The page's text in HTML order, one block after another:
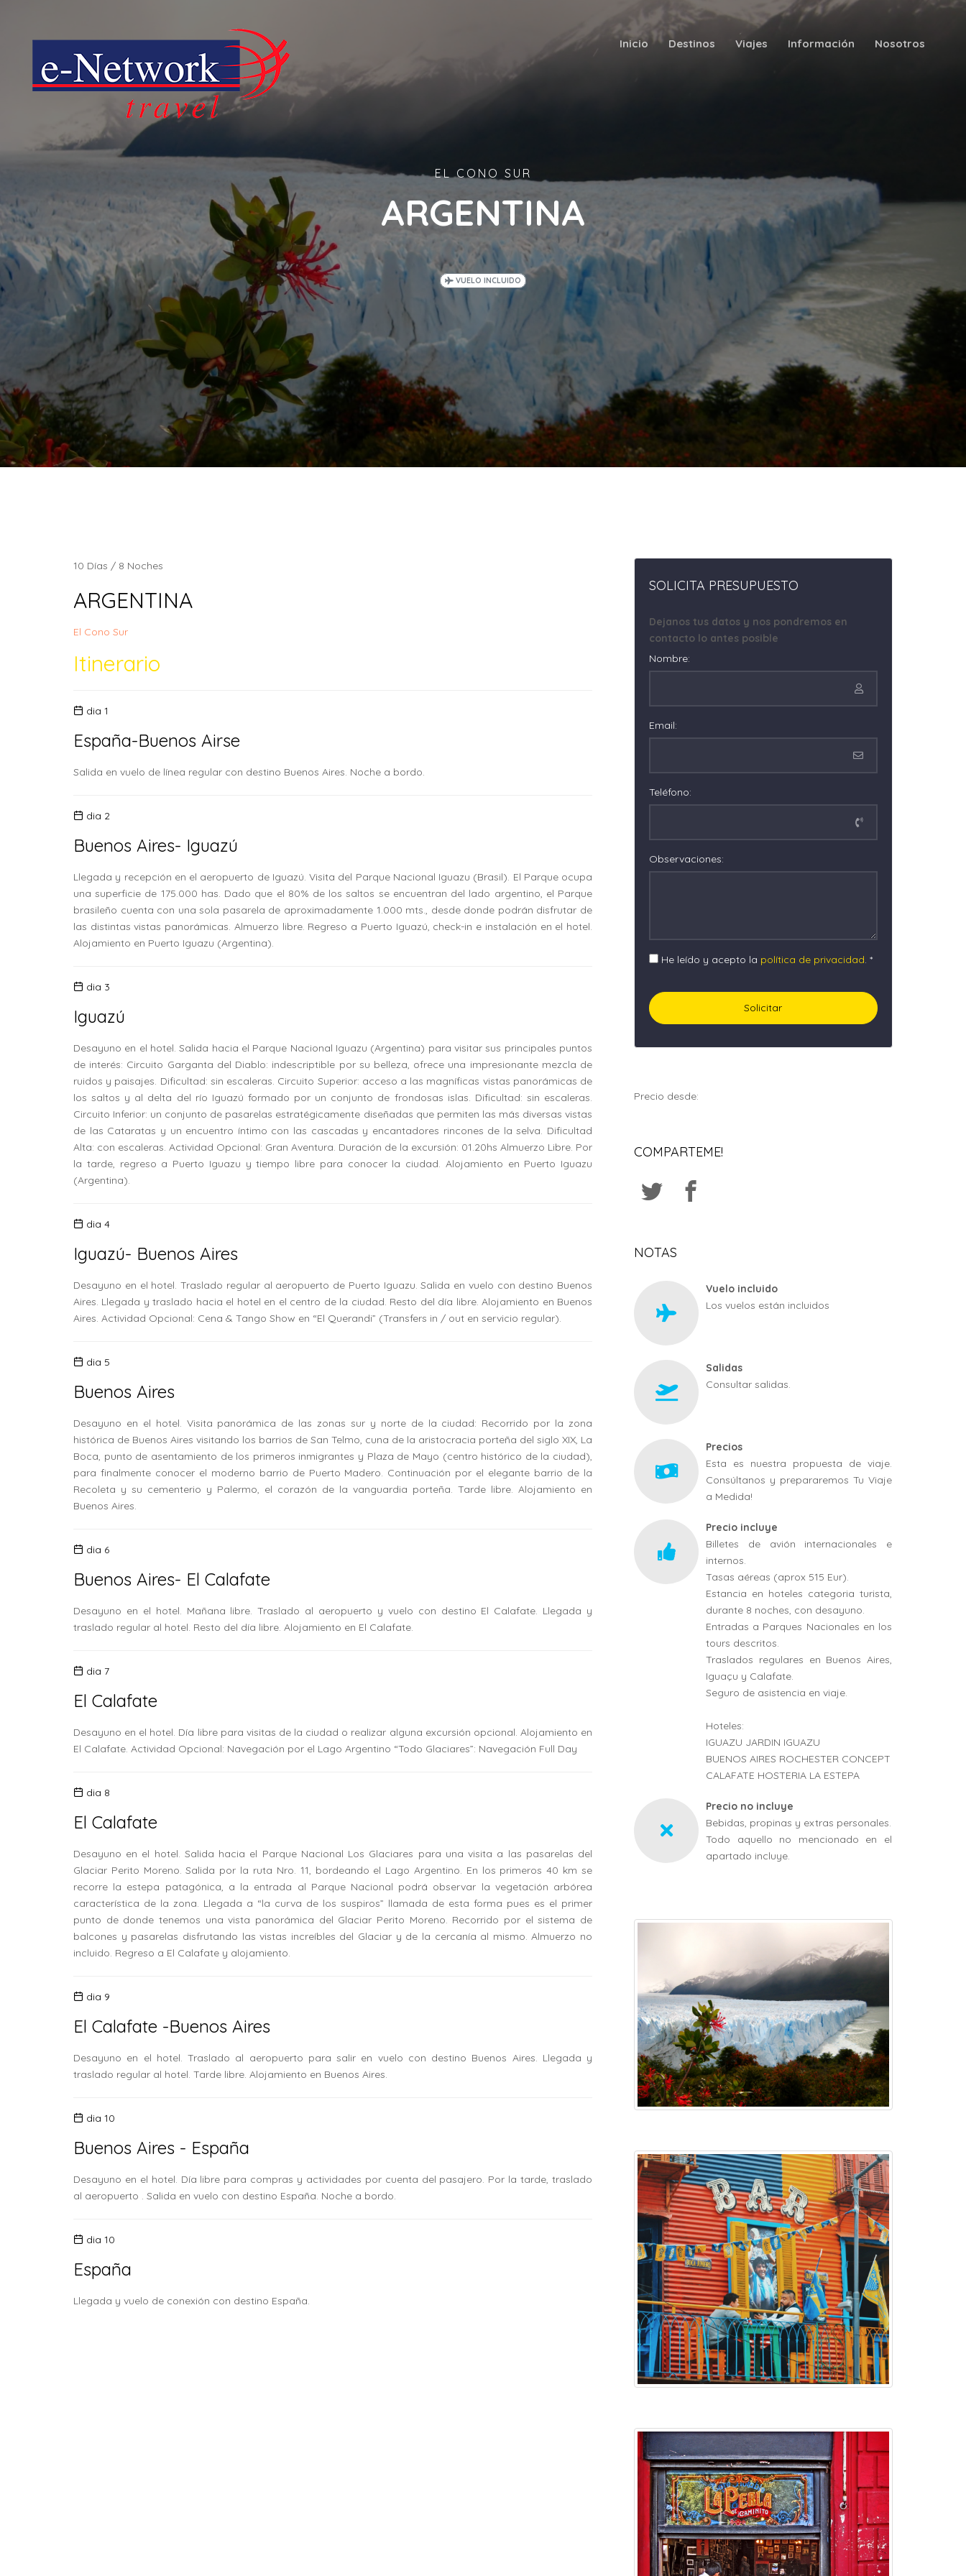
Inicio Destinos Viajes Información Nosotros
EL CONO SUR
ARGENTINA
VUELO INCLUIDO
10 Días / 8 Noches
ARGENTINA
El Cono Sur
Itinerario
dia 1
España-Buenos Airse
Salida en vuelo de línea regular con destino Buenos Aires. Noche a bordo.
dia 2
Buenos Aires- Iguazú
Llegada y recepción en el aeropuerto de Iguazú. Visita del Parque Nacional Iguazu (Brasil). El Parque ocupa
una superficie de 175.000 has. Dado que el 80% de los saltos se encuentran del lado argentino, el Parque
brasileño cuenta con una sola pasarela de aproximadamente 1.000 mts., desde donde podrán disfrutar de
las distintas vistas panorámicas. Almuerzo libre. Regreso a Puerto Iguazú, check-in e instalación en el hotel.
Alojamiento en Puerto Iguazu (Argentina).
dia 3
Iguazú
Desayuno en el hotel. Salida hacia el Parque Nacional Iguazu (Argentina) para visitar sus principales puntos
de interés: Circuito Garganta del Diablo: indescriptible por su belleza, ofrece una impresionante mezcla de
ruidos y paisajes. Dificultad: sin escaleras. Circuito Superior: acceso a las magníficas vistas panorámicas de
los saltos y al delta del río Iguazú formado por un conjunto de frondosas islas. Dificultad: sin escaleras.
Circuito Inferior: un conjunto de pasarelas estratégicamente diseñadas que permiten las más diversas vistas
de las Cataratas y un encuentro íntimo con las cascadas y encantadores rincones de la selva. Dificultad
Alta: con escaleras. Actividad Opcional: Gran Aventura. Duración de la excursión: 01.20hs Almuerzo Libre. Por
la tarde, regreso a Puerto Iguazu y tiempo libre para conocer la ciudad. Alojamiento en Puerto Iguazu
(Argentina).
dia 4
Iguazú- Buenos Aires
Desayuno en el hotel. Traslado regular al aeropuerto de Puerto Iguazu. Salida en vuelo con destino Buenos
Aires. Llegada y traslado hacia el hotel en el centro de la ciudad. Resto del día libre. Alojamiento en Buenos
Aires. Actividad Opcional: Cena & Tango Show en “El Querandi” (Transfers in / out en servicio regular).
dia 5
Buenos Aires
Desayuno en el hotel. Visita panorámica de las zonas sur y norte de la ciudad: Recorrido por la zona
histórica de Buenos Aires visitando los barrios de San Telmo, cuna de la aristocracia porteña del siglo XIX, La
Boca, punto de asentamiento de los primeros inmigrantes y Plaza de Mayo (centro histórico de la ciudad),
para finalmente conocer el moderno barrio de Puerto Madero. Continuación por el elegante barrio de la
Recoleta y su cementerio y Palermo, el corazón de la vanguardia porteña. Tarde libre. Alojamiento en
Buenos Aires.
dia 6
Buenos Aires- El Calafate
Desayuno en el hotel. Mañana libre. Traslado al aeropuerto y vuelo con destino El Calafate. Llegada y
traslado regular al hotel. Resto del día libre. Alojamiento en El Calafate.
dia 7
El Calafate
Desayuno en el hotel. Día libre para visitas de la ciudad o realizar alguna excursión opcional. Alojamiento en
El Calafate. Actividad Opcional: Navegación por el Lago Argentino “Todo Glaciares”: Navegación Full Day
dia 8
El Calafate
Desayuno en el hotel. Salida hacia el Parque Nacional Los Glaciares para una visita a las pasarelas del
Glaciar Perito Moreno. Salida por la ruta Nro. 11, bordeando el Lago Argentino. En los primeros 40 km se
recorre la estepa patagónica, a la entrada al Parque Nacional podrá observar la vegetación arbórea
característica de la zona. Llegada a “la curva de los suspiros” llamada de esta forma pues es el primer
punto de donde tenemos una vista panorámica del Glaciar Perito Moreno. Recorrido por el sistema de
balcones y pasarelas disfrutando las vistas increíbles del Glaciar y de la cercanía al mismo. Almuerzo no
incluido. Regreso a El Calafate y alojamiento.
dia 9
El Calafate -Buenos Aires
Desayuno en el hotel. Traslado al aeropuerto para salir en vuelo con destino Buenos Aires. Llegada y
traslado regular al hotel. Tarde libre. Alojamiento en Buenos Aires.
dia 10
Buenos Aires - España
Desayuno en el hotel. Día libre para compras y actividades por cuenta del pasajero. Por la tarde, traslado
al aeropuerto . Salida en vuelo con destino España. Noche a bordo.
dia 10
España
Llegada y vuelo de conexión con destino España.
SOLICITA PRESUPUESTO
Dejanos tus datos y nos pondremos en
contacto lo antes posible
Nombre:
Email:
Teléfono:
Observaciones:
He leído y acepto la política de privacidad. *
Precio desde:
COMPARTEME!
NOTAS
Vuelo incluido
Los vuelos están incluidos
Salidas
Consultar salidas.
Precios
Esta es nuestra propuesta de viaje.
Consúltanos y prepararemos Tu Viaje
a Medida!
Precio incluye
Billetes de avión internacionales e
internos.
Tasas aéreas (aprox 515 Eur).
Estancia en hoteles categoria turista,
durante 8 noches, con desayuno.
Entradas a Parques Nacionales en los
tours descritos.
Traslados regulares en Buenos Aires,
Iguaçu y Calafate.
Seguro de asistencia en viaje.
Hoteles:
IGUAZU JARDIN IGUAZU
BUENOS AIRES ROCHESTER CONCEPT
CALAFATE HOSTERIA LA ESTEPA
Precio no incluye
Bebidas, propinas y extras personales.
Todo aquello no mencionado en el
apartado incluye.